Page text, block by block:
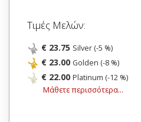
Τιμές Μελών:
€ 23.75 Silver (-5 %)
€ 23.00 Golden (-8 %)
€ 22.00 Platinum (-12 %)
Μάθετε περισσότερα...